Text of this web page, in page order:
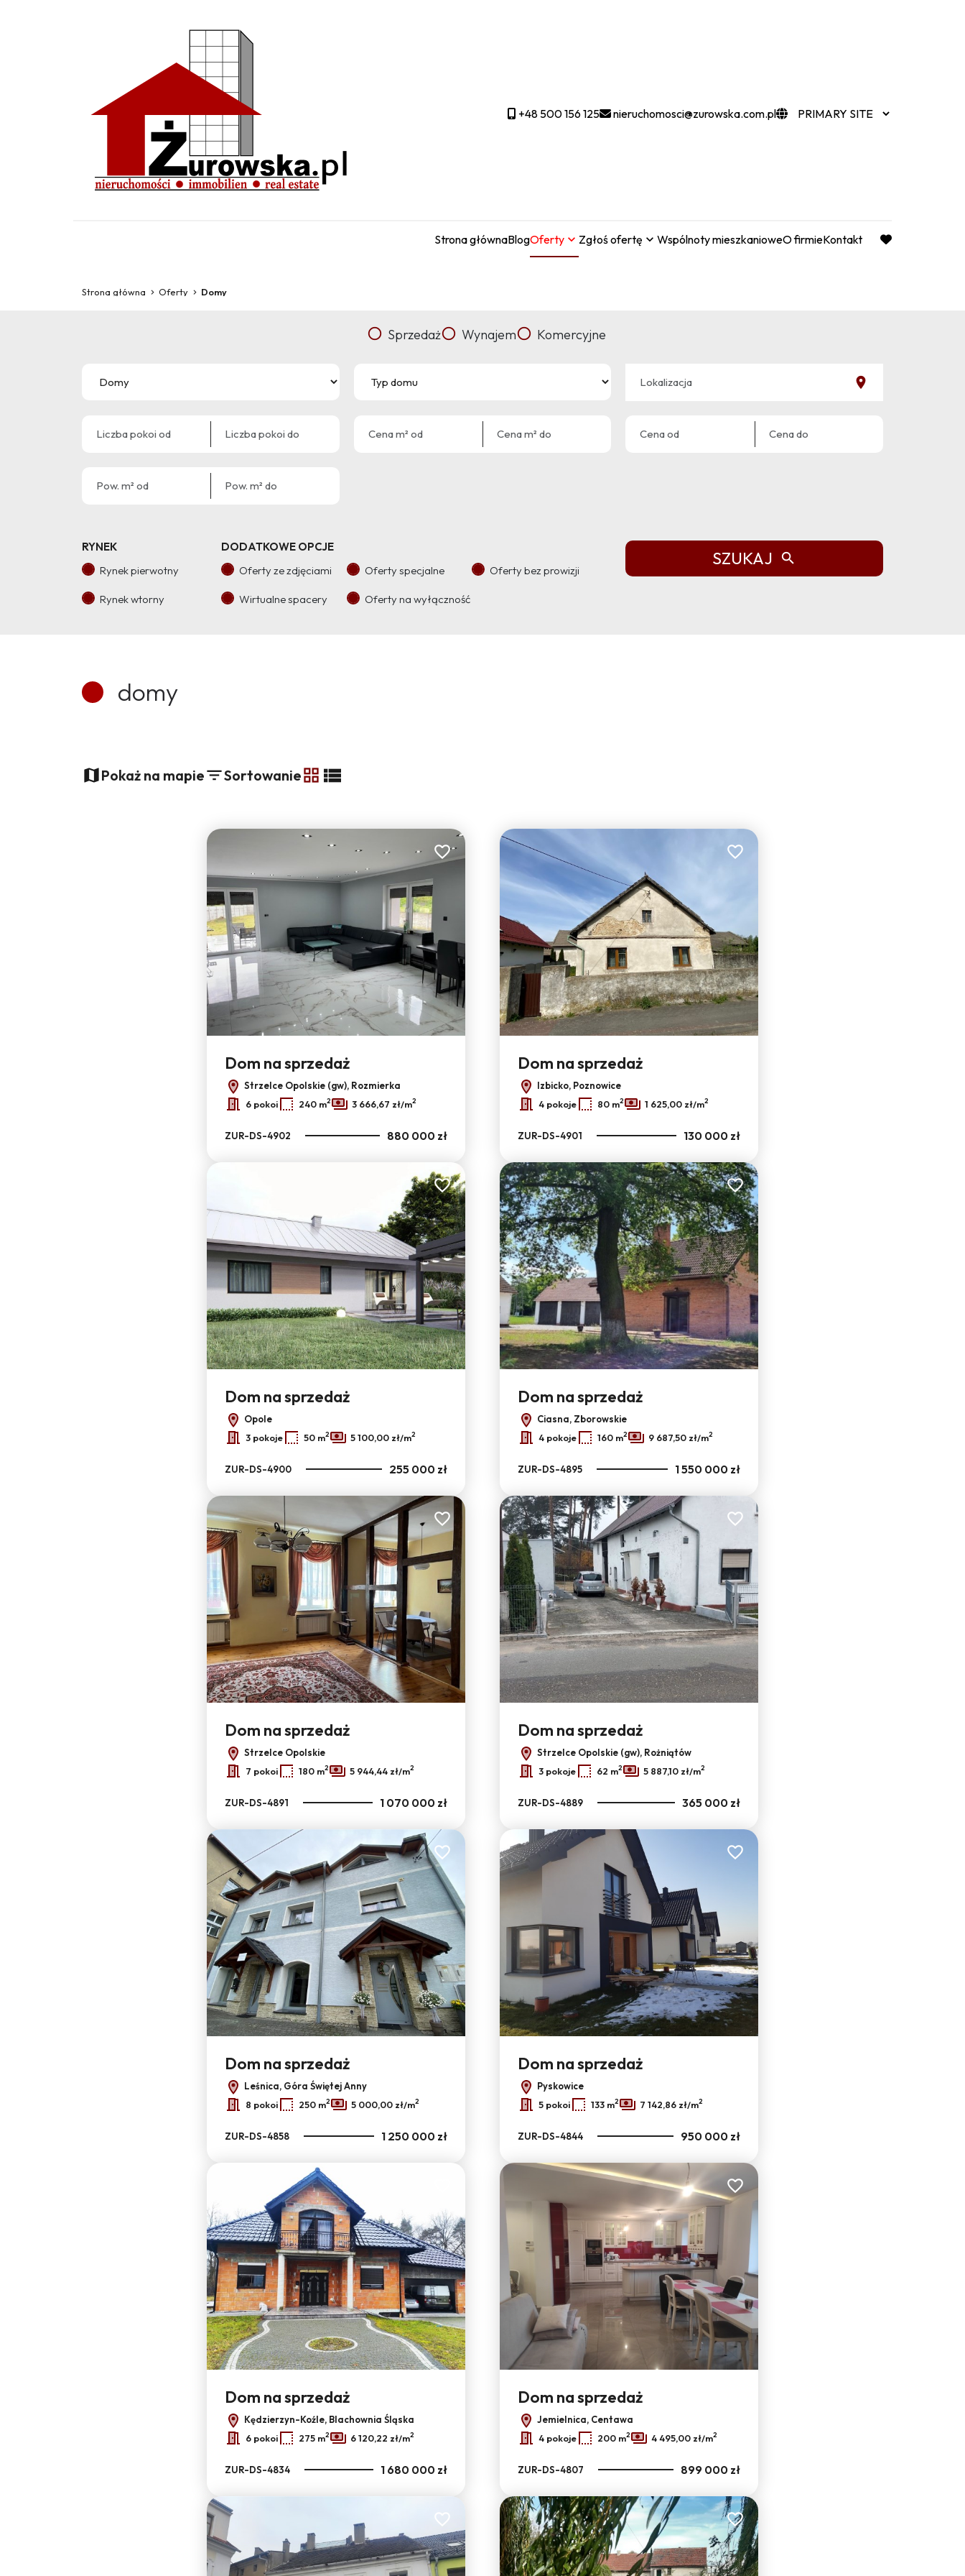
+48 500 156 125 nieruchomosci@zurowska.com.pl
Strona głównaBlogOferty Zgłoś ofertę Wspólnoty mieszkanioweO firmieKontakt
favorite
Strona główna Oferty Domy
Sprzedaż Wynajem Komercyjne
RYNEK
Rynek pierwotny
Rynek wtorny
DODATKOWE OPCJE
Oferty ze zdjęciami
Oferty specjalne Oferty bez prowizji
Wirtualne spacery Oferty na wyłączność
SZUKAJ
domy
4
6
−Pokaż na mapie Sortowanie
tabela
lista
Dodaj do ulubionych
Dom na sprzedaż
Strzelce Opolskie (gw), Rozmierka
6 pokoi
240 m2 3 666,67 zł/m2
ZUR-DS-4902 880 000 zł
Dodaj do ulubionych
Dom na sprzedaż
Izbicko, Poznowice
4 pokoje
80 m2 1 625,00 zł/m2
ZUR-DS-4901 130 000 zł
Dodaj do ulubionych
Dom na sprzedaż
Opole
3 pokoje
50 m2 5 100,00 zł/m2
ZUR-DS-4900 255 000 zł
Dodaj do ulubionych
Dom na sprzedaż
Ciasna, Zborowskie
4 pokoje
160 m2 9 687,50 zł/m2
ZUR-DS-4895 1 550 000 zł
Dodaj do ulubionych
Dom na sprzedaż
Strzelce Opolskie
7 pokoi
180 m2 5 944,44 zł/m2
ZUR-DS-4891 1 070 000 zł
Dodaj do ulubionych
Dom na sprzedaż
Strzelce Opolskie (gw), Rożniątów
3 pokoje
62 m2 5 887,10 zł/m2
ZUR-DS-4889 365 000 zł
Dodaj do ulubionych
Dom na sprzedaż
Leśnica, Góra Świętej Anny
8 pokoi
250 m2 5 000,00 zł/m2
ZUR-DS-4858 1 250 000 zł
Dodaj do ulubionych
Dom na sprzedaż
Pyskowice
5 pokoi
133 m2 7 142,86 zł/m2
ZUR-DS-4844 950 000 zł
Dom na sprzedaż
Kędzierzyn-Koźle, Blachownia Śląska
6 pokoi
275 m2 6 120,22 zł/m2
ZUR-DS-4834 1 680 000 zł
Dodaj do ulubionych
Dom na sprzedaż
Jemielnica, Centawa
4 pokoje
200 m2 4 495,00 zł/m2
ZUR-DS-4807 899 000 zł
Dodaj do ulubionych Dodaj do ulubionych